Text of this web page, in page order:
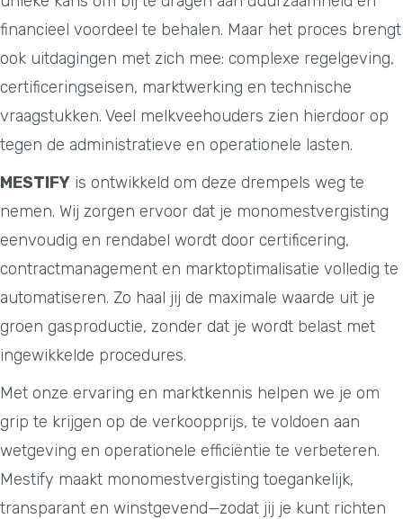
financieel voordeel te behalen. Maar het proces brengt
ook uitdagingen met zich mee: complexe regelgeving,
certificeringseisen, marktwerking en technische
vraagstukken. Veel melkveehouders zien hierdoor op
tegen de administratieve en operationele lasten.
MESTIFY is ontwikkeld om deze drempels weg te
nemen. Wij zorgen ervoor dat je monomestvergisting
eenvoudig en rendabel wordt door certificering,
contractmanagement en marktoptimalisatie volledig te
automatiseren. Zo haal jij de maximale waarde uit je
groen gasproductie, zonder dat je wordt belast met
ingewikkelde procedures.
Met onze ervaring en marktkennis helpen we je om
grip te krijgen op de verkoopprijs, te voldoen aan
wetgeving en operationele efficiëntie te verbeteren.
Mestify maakt monomestvergisting toegankelijk,
transparant en winstgevend—zodat jij je kunt richten